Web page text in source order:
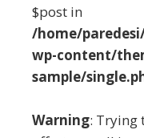
$post in
/home/
wp-content/
sample/
Warning: Trying